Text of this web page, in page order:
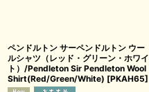
ペンドルトン サーペンドルトン ウー
ルシャツ（レッド・グリーン・ホワイ
ト）/Pendleton Sir Pendleton Wool
Shirt(Red/Green/White) [PKAH65]